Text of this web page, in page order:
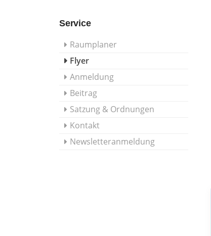
Service
Raumplaner
Flyer
Anmeldung
Beitrag
Satzung & Ordnungen
Kontakt
Newsletteranmeldung